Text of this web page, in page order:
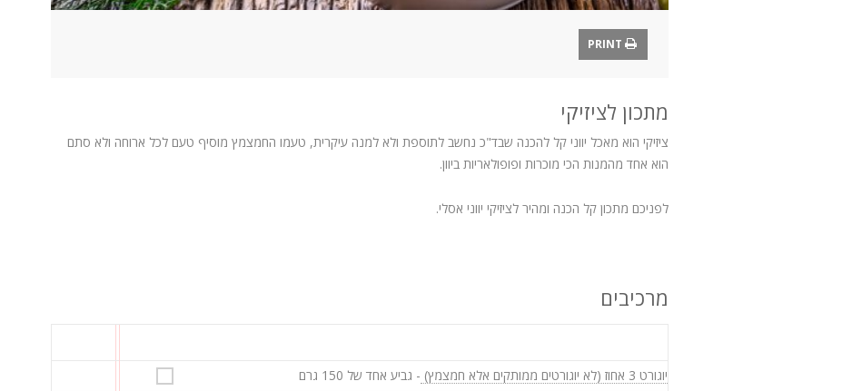
מתכון לציזיקי
ציזיקי הוא מאכל יווני קל להכנה שבד"כ נחשב לתוספת ולא למנה עיקרית, טעמו החמצמץ מוסיף טעם לכל ארוחה ולא סתם
הוא אחד מהמנות הכי מוכרות ופופולאריות ביוון.
לפניכם מתכון קל הכנה ומהיר לציזיקי יווני אסלי.
מרכיבים
יוגורט 3 אחוז (לא יוגורטים ממותקים אלא חמצמץ)
- גביע אחד של 150 גרם